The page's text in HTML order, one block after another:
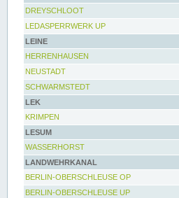
DREYSCHLOOT
LEDASPERRWERK UP
LEINE
HERRENHAUSEN
NEUSTADT
SCHWARMSTEDT
LEK
KRIMPEN
LESUM
WASSERHORST
LANDWEHRKANAL
BERLIN-OBERSCHLEUSE OP
BERLIN-OBERSCHLEUSE UP